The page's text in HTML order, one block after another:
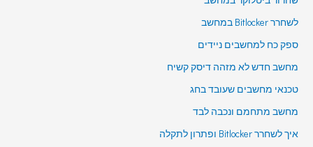
לשחרר Bitlocker במחשב
ספק כח למחשבים ניידים
מחשב חדש לא מזהה דיסק קשיח
טכנאי מחשבים שעובד בחג
מחשב מתחמם ונכבה לבד
איך לשחרר Bitlocker ופתרון לתקלה